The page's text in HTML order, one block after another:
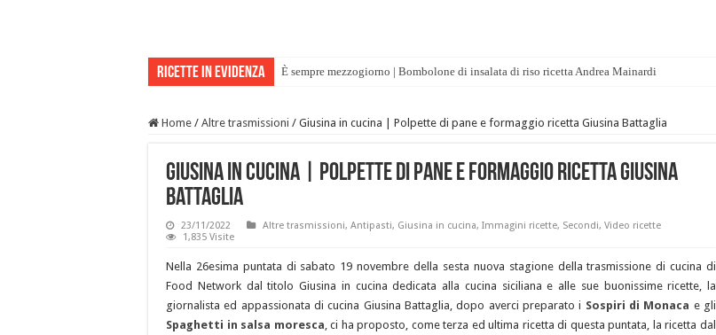
Ricette in evidenza È sempre mezzogiorno | Bombolone di insalata di riso ricetta Andrea Mainardi
Home / Altre trasmissioni / Giusina in cucina | Polpette di pane e formaggio ricetta Giusina Battaglia
Giusina in cucina | Polpette di pane e formaggio ricetta Giusina
Battaglia
23/11/2022 Altre trasmissioni, Antipasti, Giusina in cucina, Immagini ricette, Secondi, Video ricette
1,835 Visite
Nella 26esima puntata di sabato 19 novembre della sesta nuova stagione della trasmissione di cucina di
Food Network dal titolo Giusina in cucina dedicata alla cucina siciliana e alle sue buonissime ricette, la
giornalista ed appassionata di cucina Giusina Battaglia, dopo averci preparato i Sospiri di Monaca e gli
Spaghetti in salsa moresca, ci ha proposto, come terza ed ultima ricetta di questa puntata, la ricetta dal